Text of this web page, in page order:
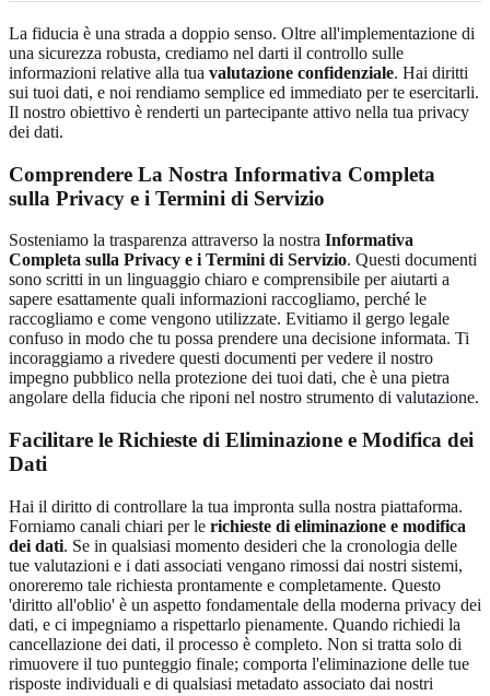
La fiducia è una strada a doppio senso. Oltre all'implementazione di
una sicurezza robusta, crediamo nel darti il controllo sulle
informazioni relative alla tua valutazione confidenziale. Hai diritti
sui tuoi dati, e noi rendiamo semplice ed immediato per te esercitarli.
Il nostro obiettivo è renderti un partecipante attivo nella tua privacy
dei dati.
Comprendere La Nostra Informativa Completa
sulla Privacy e i Termini di Servizio
Sosteniamo la trasparenza attraverso la nostra Informativa
Completa sulla Privacy e i Termini di Servizio. Questi documenti
sono scritti in un linguaggio chiaro e comprensibile per aiutarti a
sapere esattamente quali informazioni raccogliamo, perché le
raccogliamo e come vengono utilizzate. Evitiamo il gergo legale
confuso in modo che tu possa prendere una decisione informata. Ti
incoraggiamo a rivedere questi documenti per vedere il nostro
impegno pubblico nella protezione dei tuoi dati, che è una pietra
angolare della fiducia che riponi nel nostro strumento di valutazione.
Facilitare le Richieste di Eliminazione e Modifica dei
Dati
Hai il diritto di controllare la tua impronta sulla nostra piattaforma.
Forniamo canali chiari per le richieste di eliminazione e modifica
dei dati. Se in qualsiasi momento desideri che la cronologia delle
tue valutazioni e i dati associati vengano rimossi dai nostri sistemi,
onoreremo tale richiesta prontamente e completamente. Questo
'diritto all'oblio' è un aspetto fondamentale della moderna privacy dei
dati, e ci impegniamo a rispettarlo pienamente. Quando richiedi la
cancellazione dei dati, il processo è completo. Non si tratta solo di
rimuovere il tuo punteggio finale; comporta l'eliminazione delle tue
risposte individuali e di qualsiasi metadato associato dai nostri